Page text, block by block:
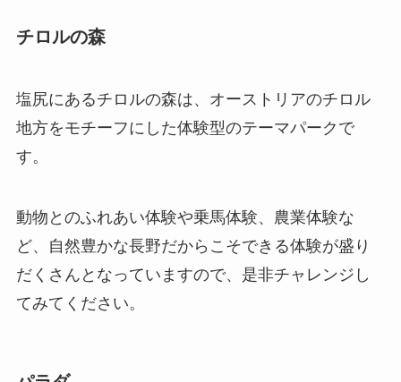
チロルの森
塩尻にあるチロルの森は、オーストリアのチロル
地方をモチーフにした体験型のテーマパークで
す。
動物とのふれあい体験や乗馬体験、農業体験な
ど、自然豊かな長野だからこそできる体験が盛り
だくさんとなっていますので、是非チャレンジし
てみてください。